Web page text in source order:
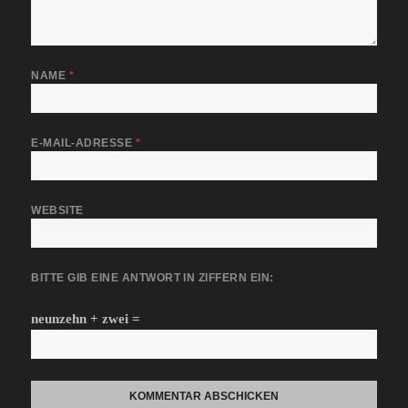
NAME *
E-MAIL-ADRESSE *
WEBSITE
BITTE GIB EINE ANTWORT IN ZIFFERN EIN:
neunzehn + zwei =